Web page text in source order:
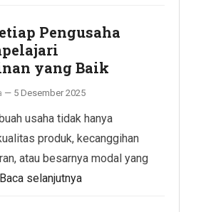
Pengusaha
yang Baik
— 5 Desember 2025
usaha tidak hanya
produk, kecanggihan
atau besarnya modal yang
Baca selanjutnya